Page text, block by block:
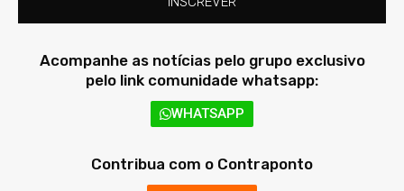
Acompanhe as notícias pelo grupo exclusivo
pelo link comunidade whatsapp:
WHATSAPP
Contribua com o Contraponto